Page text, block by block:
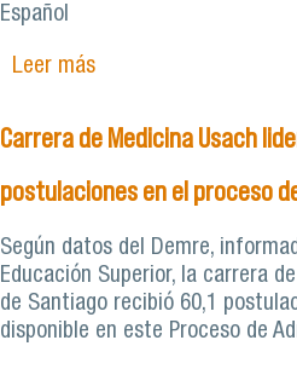
Español
Leer mássobre Amanda
desarrollarse en
Carrera de Medicina Usach
postulaciones en el proceso
Según datos del Demre,
Educación Superior, la carrera
de Santiago recibió 60,1
disponible en este Proceso de